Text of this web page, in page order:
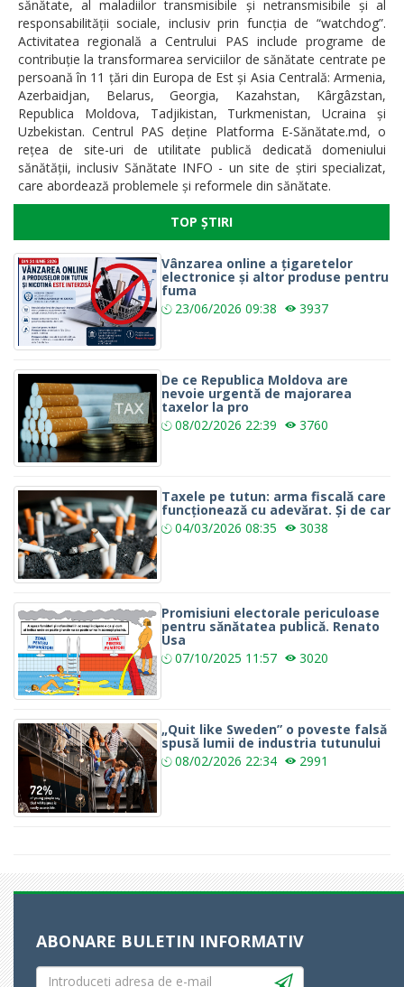
sănătate, al maladiilor transmisibile și netransmisibile și al
responsabilității sociale, inclusiv prin funcția de “watchdog”.
Activitatea regională a Centrului PAS include programe de
contribuție la transformarea serviciilor de sănătate centrate pe
persoană în 11 țări din Europa de Est și Asia Centrală: Armenia,
Azerbaidjan, Belarus, Georgia, Kazahstan, Kârgâzstan,
Republica Moldova, Tadjikistan, Turkmenistan, Ucraina și
Uzbekistan. Centrul PAS deține Platforma E-Sănătate.md, o
rețea de site-uri de utilitate publică dedicată domeniului
sănătății, inclusiv Sănătate INFO - un site de știri specializat,
care abordează problemele și reformele din sănătate.
TOP ȘTIRI
Vânzarea online a țigaretelor
electronice și altor produse pentru
fuma
23/06/2026 09:38 3937
De ce Republica Moldova are
nevoie urgentă de majorarea
taxelor la pro
08/02/2026 22:39 3760
Taxele pe tutun: arma fiscală care
funcționează cu adevărat. Și de car
04/03/2026 08:35 3038
Promisiuni electorale periculoase
pentru sănătatea publică. Renato
Usa
07/10/2025 11:57 3020
„Quit like Sweden” o poveste falsă
spusă lumii de industria tutunului
08/02/2026 22:34 2991
ABONARE BULETIN INFORMATIV